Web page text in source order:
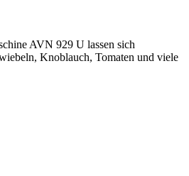
AVN 929 U lassen sich
Knoblauch, Tomaten und viele